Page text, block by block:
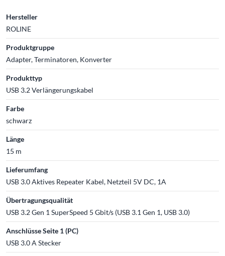
Hersteller
ROLINE
Produktgruppe
Adapter, Terminatoren, Konverter
Produkttyp
USB 3.2 Verlängerungskabel
Farbe
schwarz
Länge
15 m
Lieferumfang
USB 3.0 Aktives Repeater Kabel, Netzteil 5V DC, 1A
Übertragungsqualität
USB 3.2 Gen 1 SuperSpeed 5 Gbit/s (USB 3.1 Gen 1, USB 3.0)
Anschlüsse Seite 1 (PC)
USB 3.0 A Stecker